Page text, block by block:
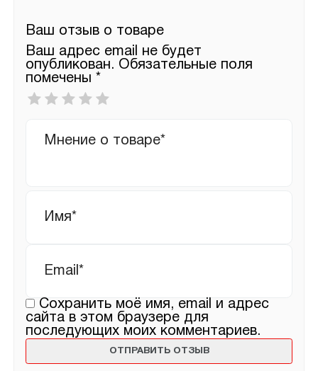
Ваш отзыв о товаре
Ваш адрес email не будет
опубликован. Обязательные поля
помечены *
Ваша
оценка
отзыв
Сохранить моё имя, email и адрес
сайта в этом браузере для
последующих моих комментариев.